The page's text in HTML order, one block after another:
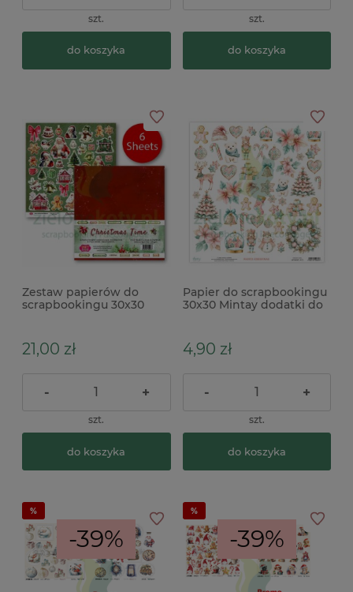
szt.
do koszyka
szt.
do koszyka
Zestaw papierów do
scrapbookingu 30x30
21,00 zł
- +
szt.
do koszyka
Papier do scrapbookingu
30x30 Mintay dodatki do
4,90 zł
- +
szt.
do koszyka
-39% -39%